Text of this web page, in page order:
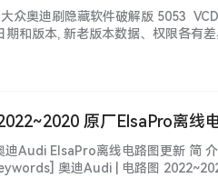
众奥迪刷隐藏软件破解版 5053
期和版本, 新老版本数据、权限各有
钻研, 资源种…...
原厂ElsaPro离线
迪Audi ElsaPro离线电路图更新 简
奥迪Audi | 电路图